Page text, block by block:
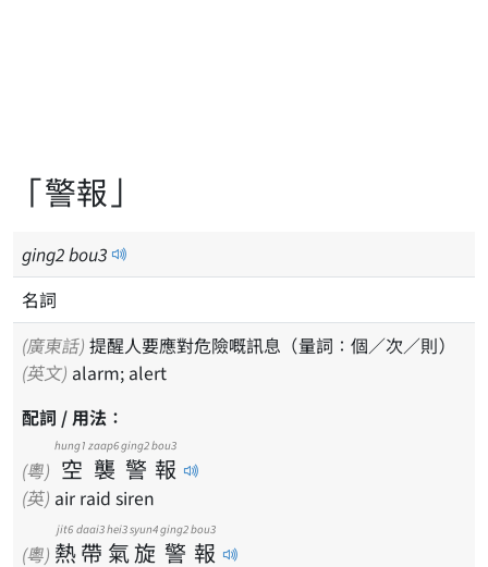
「警報」
ging2bou3
名詞
(廣東話) 提醒人要應對危險嘅訊息（量詞：個／次／則）
(英文) alarm; alert
配詞 / 用法：
(粵) 空
hung1
襲
zaap6
警
ging2
報
bou3
(英) air raid siren
(粵) 熱
jit6
帶
daai3
氣
hei3
旋
syun4
警
ging2
報
bou3